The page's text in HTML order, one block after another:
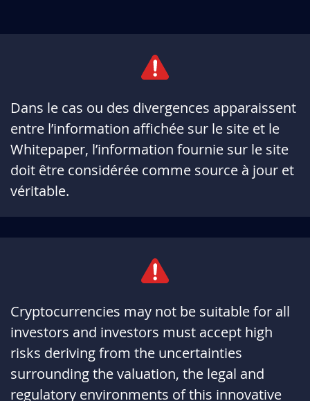
Décembre 25, 2025
h4vSwvXZ Décembre 19, 2025 Décembre 19, 2026
TTesUhP4 Décembre 19, 2025 Décembre 19, 2026
QfC14xaK
I4Zgl5rc Décembre 16, 2025 Décembre 16, 2026
Décembre 08, 2025
jSmvYn54 Décembre 02, 2025 Décembre 02, 2026
Yh4J0HUt Décembre 02, 2025 Décembre 02, 2026
a0GOIAKl Décembre 02, 2026
Dans le cas ou des divergences apparaissent
entre l’information affichée sur le site et le
Whitepaper, l’information fournie sur le site
doit être considérée comme source à jour et
véritable.
Cryptocurrencies may not be suitable for all
investors and investors must accept high
risks deriving from the uncertainties
surrounding the valuation, the legal and
regulatory environments of this innovative